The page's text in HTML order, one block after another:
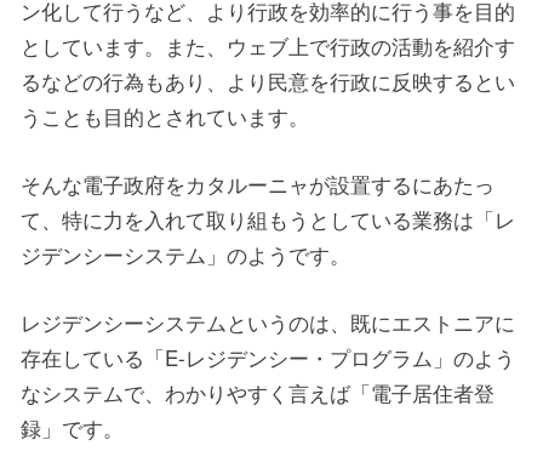
ン化して行うなど、より行政を効率的に行う事を目的
としています。また、ウェブ上で行政の活動を紹介す
るなどの行為もあり、より民意を行政に反映するとい
うことも目的とされています。
そんな電子政府をカタルーニャが設置するにあたっ
て、特に力を入れて取り組もうとしている業務は「レ
ジデンシーシステム」のようです。
レジデンシーシステムというのは、既にエストニアに
存在している「E-レジデンシー・プログラム」のよう
なシステムで、わかりやすく言えば「電子居住者登
録」です。